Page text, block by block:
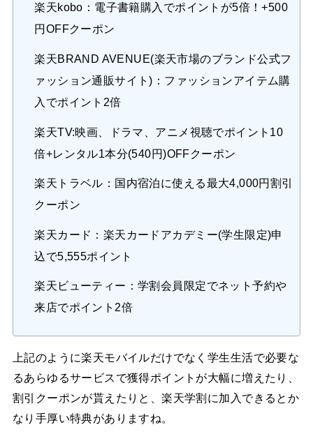
楽天kobo：電子書籍購入でポイントが5倍！+500
円OFFクーポン
楽天BRAND AVENUE(楽天市場のブランド公式フ
ァッション通販サイト)：ファッションアイテム購
入でポイント2倍
楽天TV:映画、ドラマ、アニメ視聴でポイント10
倍+レンタル1本分(540円)OFFクーポン
楽天トラベル：国内宿泊に使える最大4,000円割引
クーポン
楽天カード：楽天カードアカデミー(学生限定)申
込で5,555ポイント
楽天ビューティー：学割会員限定でネット予約や
来店でポイント2倍
上記のように楽天モバイルだけでなく学生生活で必要な
るあらゆるサービスで獲得ポイントが大幅に増えたり、
割引クーポンが貰えたりと、楽天学割に加入できるとか
なり手厚い特典がありますね。